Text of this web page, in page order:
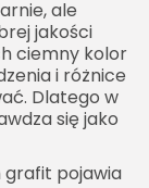
ale
jakości
ciemny kolor
i różnice
Dlatego w
się jako
grafit pojawia